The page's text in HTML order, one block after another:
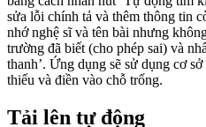
sửa lỗi chính tả và thêm thông tin
nhớ nghệ sĩ và tên bài nhưng
trường đã biết (cho phép sai) và
thanh’. Ứng dụng sẽ sử dụng cơ
thiếu và điền vào chỗ trống.
Tải lên tự động